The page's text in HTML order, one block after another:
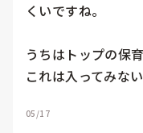
くいですね。
うちはトップの保
05/17